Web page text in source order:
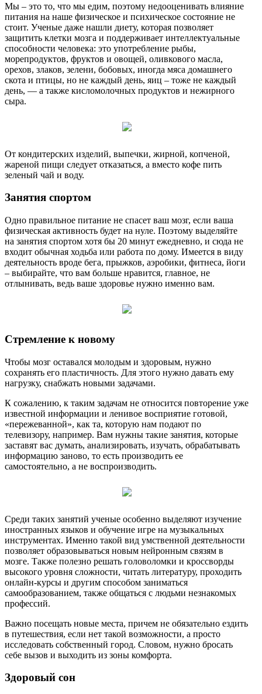
Мы – это то, что мы едим, поэтому недооценивать влияние
питания на наше физическое и психическое состояние не
стоит. Ученые даже нашли диету, которая позволяет
защитить клетки мозга и поддерживает интеллектуальные
способности человека: это употребление рыбы,
морепродуктов, фруктов и овощей, оливкового масла,
орехов, злаков, зелени, бобовых, иногда мяса домашнего
скота и птицы, но не каждый день, яиц – тоже не каждый
день, — а также кисломолочных продуктов и нежирного
сыра.
От кондитерских изделий, выпечки, жирной, копченой,
жареной пищи следует отказаться, а вместо кофе пить
зеленый чай и воду.
Занятия спортом
Одно правильное питание не спасет ваш мозг, если ваша
физическая активность будет на нуле. Поэтому выделяйте
на занятия спортом хотя бы 20 минут ежедневно, и сюда не
входит обычная ходьба или работа по дому. Имеется в виду
деятельность вроде бега, прыжков, аэробики, фитнеса, йоги
– выбирайте, что вам больше нравится, главное, не
отлынивать, ведь ваше здоровье нужно именно вам.
Стремление к новому
Чтобы мозг оставался молодым и здоровым, нужно
сохранять его пластичность. Для этого нужно давать ему
нагрузку, снабжать новыми задачами.
К сожалению, к таким задачам не относится повторение уже
известной информации и ленивое восприятие готовой,
«пережеванной», как та, которую нам подают по
телевизору, например. Вам нужны такие занятия, которые
заставят вас думать, анализировать, изучать, обрабатывать
информацию заново, то есть производить ее
самостоятельно, а не воспроизводить.
Среди таких занятий ученые особенно выделяют изучение
иностранных языков и обучение игре на музыкальных
инструментах. Именно такой вид умственной деятельности
позволяет образовываться новым нейронным связям в
мозге. Также полезно решать головоломки и кроссворды
высокого уровня сложности, читать литературу, проходить
онлайн-курсы и другим способом заниматься
самообразованием, также общаться с людьми незнакомых
профессий.
Важно посещать новые места, причем не обязательно ездить
в путешествия, если нет такой возможности, а просто
исследовать собственный город. Словом, нужно бросать
себе вызов и выходить из зоны комфорта.
Здоровый сон